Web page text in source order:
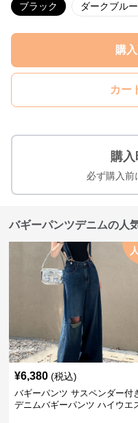
ブラック ダークブルー
購
カー
購
必ず購入前
バギーパンツデニムの人
¥6,380 (税込)
バギーパンツ サスペンダー付
デニムバギーパンツ ハイウエ